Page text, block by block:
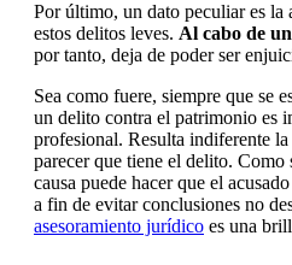
Por último, un dato peculiar es la
estos delitos leves. Al cabo de
por tanto, deja de poder ser
Sea como fuere, siempre que se
un delito contra el patrimonio es
profesional. Resulta indiferente
parecer que tiene el delito. Como
causa puede hacer que el
a fin de evitar conclusiones no
asesoramiento jurídico es una